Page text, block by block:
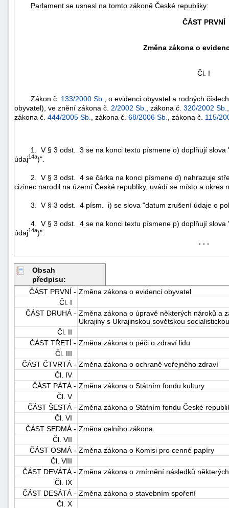
Parlament se usnesl na tomto zákoně České republiky:
ČÁST PRVNÍ
Změna zákona o
Čl. I
Zákon č. 133/2000 Sb.
, o evidenci obyvatel a rodných
obyvatel), ve znění zákona č. 2/2002 Sb. , zákona č. 320/2002 Sb.
zákona č. 444/2005 Sb. , zákona č. 68/2006 Sb. , zákona č. 115/
1. V § 3 odst. 3 se na konci textu písmene o) doplňují slova "
údaj14a)".
2. V § 3 odst. 4 se čárka na konci písmene d) nahrazuje
cizinec narodil na území České republiky, uvádí se místo a okres
3. V § 3 odst. 4 písm. i) se slova "datum zrušení údaje o
4. V § 3 odst. 4 se na konci textu písmene p) doplňují slova "
údaj14a)".
. . .
Obsah
předpisu:
ČÁST PRVNÍ - Změna zákona o evidenci obyvatel
Čl. I
ČÁST DRUHÁ - Změna zákona o úpravě některých nároků a
Ukrajiny s Ukrajinskou sovětskou
Čl. II
ČÁST TŘETÍ - Změna zákona o péči o zdraví lidu
Čl. III
ČÁST ČTVRTÁ - Změna zákona o ochraně veřejného zdraví
Čl. IV
ČÁST PÁTÁ - Změna zákona o Státním fondu kultury
Čl. V
ČÁST ŠESTÁ - Změna zákona o Státním fondu České
Čl. VI
ČÁST SEDMÁ - Změna celního zákona
Čl. VII
ČÁST OSMÁ - Změna zákona o Komisi pro cenné papíry
Čl. VIII
ČÁST DEVÁTÁ - Změna zákona o zmírnění následků
Čl. IX
ČÁST DESÁTÁ - Změna zákona o stavebním spoření
Čl. X
+náhrady
-
náhrady